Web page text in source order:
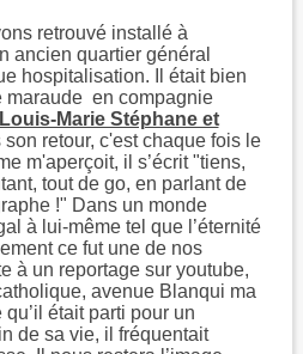
retrouvé installé à
ancien quartier général
hospitalisation. Il était bien
maraude en compagnie
Marie Stéphane et
retour, c'est chaque fois le
m'aperçoit, il s’écrit "tiens,
tout de go, en parlant de
!" Dans un monde
à lui-même tel que l’éternité
ce fut une de nos
à un reportage sur youtube,
avenue Blanqui ma
était parti pour un
de sa vie, il fréquentait